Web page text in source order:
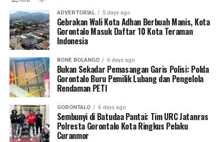
ADVERTORIAL 5 days ago
Gebrakan Wali Kota Adhan Berbuah Manis, Kota
Gorontalo Masuk Daftar 10 Kota Teraman
Indonesia
BONE BOLANGO 6 days ago
Bukan Sekadar Pemasangan Garis Polisi: Polda
Gorontalo Buru Pemilik Lubang dan Pengelola
Rendaman PETI
GORONTALO 6 days ago
Sembunyi di Batudaa Pantai: Tim URC Jatanras
Polresta Gorontalo Kota Ringkus Pelaku
Curanmor